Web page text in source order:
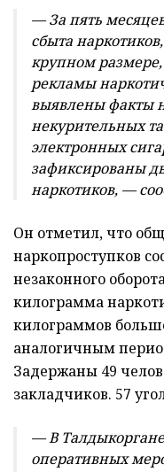
— За пять
сбыта
крупном
рекламы
выявлены факты
некурительных
электронных
зафиксированы
наркотиков, —
Он отметил, что
наркопроступков
незаконного
килограмма
килограммов
аналогичным
Задержаны 49
закладчиков. 57
— В
оперативных